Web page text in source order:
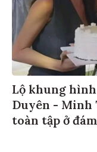
Lộ khung
Duyên - Minh
toàn tập ở